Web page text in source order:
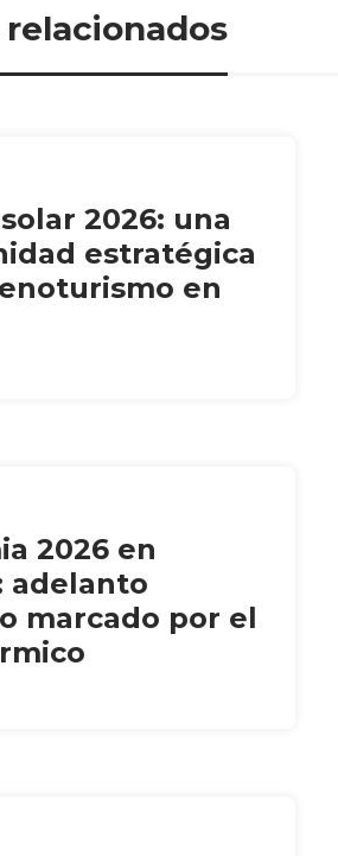
2026: una
estratégica
en
2026 en
adelanto
marcado por el